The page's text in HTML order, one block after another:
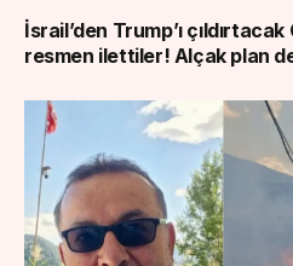
İsrail’den Trump’ı
resmen ilettiler! Alçak plan